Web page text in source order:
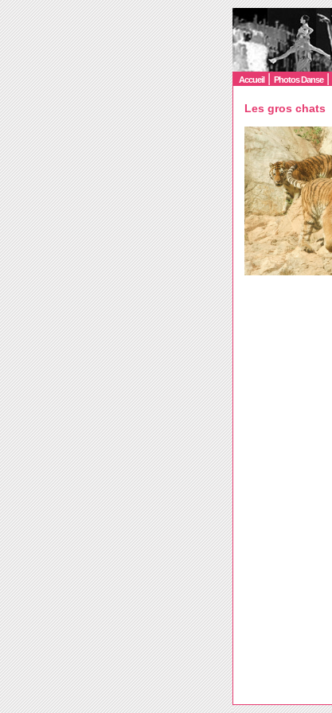
Accueil Photos Danse
Les gros chats